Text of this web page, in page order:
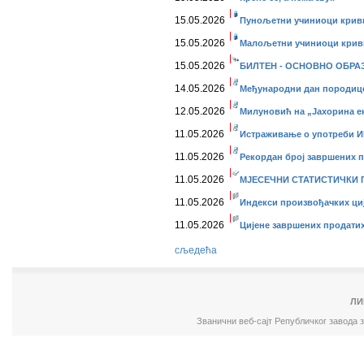
15.05.2026 Пунољетни учиниоци
15.05.2026 Малољетни учиниоци
15.05.2026 БИЛТЕН - ОСНОВНО
14.05.2026 Међународни дан
12.05.2026 Милуновић на „Јахорина
11.05.2026 Истраживање о употреби
11.05.2026 Рекордан број завршених
11.05.2026 МЈЕСЕЧНИ СТАТИСТИЧКИ
11.05.2026 Индекси произвођачких
11.05.2026 Цијене завршених
сљедећа
Званични веб-сајт Републичког